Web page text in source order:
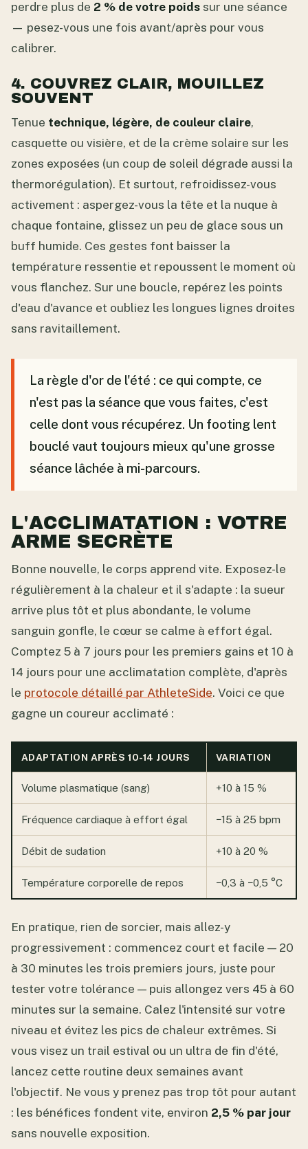
perdre plus de 2 % de votre poids sur une séance
— pesez-vous une fois avant/après pour vous
calibrer.
4. COUVREZ CLAIR, MOUILLEZ
SOUVENT
Tenue technique, légère, de couleur claire,
casquette ou visière, et de la crème solaire sur les
zones exposées (un coup de soleil dégrade aussi la
thermorégulation). Et surtout, refroidissez-vous
activement : aspergez-vous la tête et la nuque à
chaque fontaine, glissez un peu de glace sous un
buff humide. Ces gestes font baisser la
température ressentie et repoussent le moment où
vous flanchez. Sur une boucle, repérez les points
d'eau d'avance et oubliez les longues lignes droites
sans ravitaillement.
La règle d'or de l'été : ce qui compte, ce
n'est pas la séance que vous faites, c'est
celle dont vous récupérez. Un footing lent
bouclé vaut toujours mieux qu'une grosse
séance lâchée à mi-parcours.
L'ACCLIMATATION : VOTRE
ARME SECRÈTE
Bonne nouvelle, le corps apprend vite. Exposez-le
régulièrement à la chaleur et il s'adapte : la sueur
arrive plus tôt et plus abondante, le volume
sanguin gonfle, le cœur se calme à effort égal.
Comptez 5 à 7 jours pour les premiers gains et 10 à
14 jours pour une acclimatation complète, d'après
le protocole détaillé par AthleteSide. Voici ce que
gagne un coureur acclimaté :
ADAPTATION APRÈS 10-14 JOURS VARIATION
Volume plasmatique (sang) +10 à 15 %
Fréquence cardiaque à effort égal −15 à 25 bpm
Débit de sudation +10 à 20 %
Température corporelle de repos −0,3 à −0,5 °C
En pratique, rien de sorcier, mais allez-y
progressivement : commencez court et facile — 20
à 30 minutes les trois premiers jours, juste pour
tester votre tolérance — puis allongez vers 45 à 60
minutes sur la semaine. Calez l'intensité sur votre
niveau et évitez les pics de chaleur extrêmes. Si
vous visez un trail estival ou un ultra de fin d'été,
lancez cette routine deux semaines avant
l'objectif. Ne vous y prenez pas trop tôt pour autant
: les bénéfices fondent vite, environ 2,5 % par jour
sans nouvelle exposition.